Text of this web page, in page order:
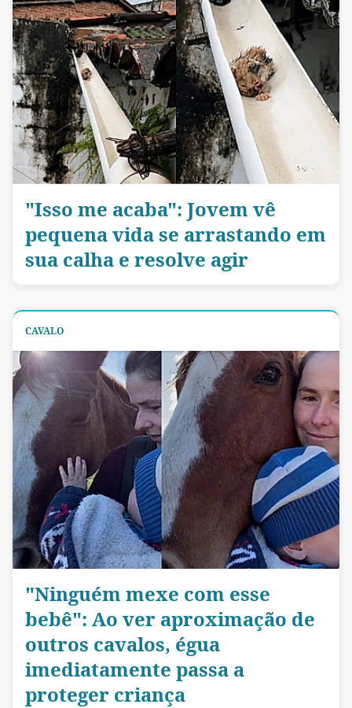
"Isso me acaba": Jovem vê
pequena vida se arrastando em
sua calha e resolve agir
CAVALO
"Ninguém mexe com esse
bebê": Ao ver aproximação de
outros cavalos, égua
imediatamente passa a
proteger criança